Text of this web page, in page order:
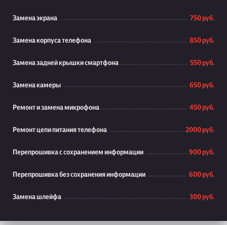
Замена экрана 750 руб.
Замена корпуса телефона 850 руб.
Замена задней крышки смартфона 550 руб.
Замена камеры 650 руб.
Ремонт и замена микрофона 450 руб.
Ремонт цепи питания телефона 2000 руб.
Перепрошивка с сохранением информации 900 руб.
Перепрошивка без сохранения информации 600 руб.
Замена шлейфа 300 руб.